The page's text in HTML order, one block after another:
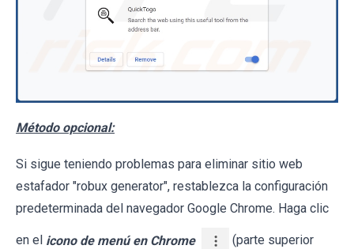
Método opcional:
Si sigue teniendo problemas para eliminar sitio web
estafador "robux generator", restablezca la configuración
predeterminada del navegador Google Chrome. Haga clic
en el icono de menú en Chrome (parte superior